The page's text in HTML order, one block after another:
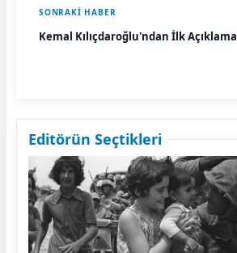
SONRAKI HABER
Kemal Kılıçdaroğlu'ndan İlk Açıklama
Editörün Seçtikleri